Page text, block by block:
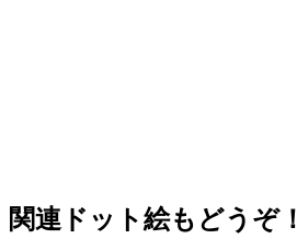
関連ドット絵もどうぞ！